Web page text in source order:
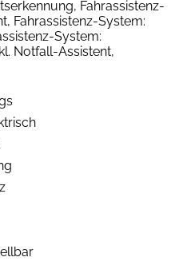
Fahrassistenz-
Fahrassistenz-System:
System:
Notfall-Assistent,